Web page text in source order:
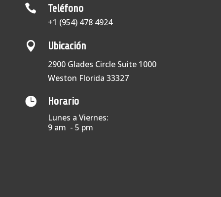
 Teléfono
+1 (954) 478 4924
 Ubicación
2900 Glades Circle Suite 1000
Weston Florida 33327
 Horario
Lunes a Viernes:
9 am - 5 pm